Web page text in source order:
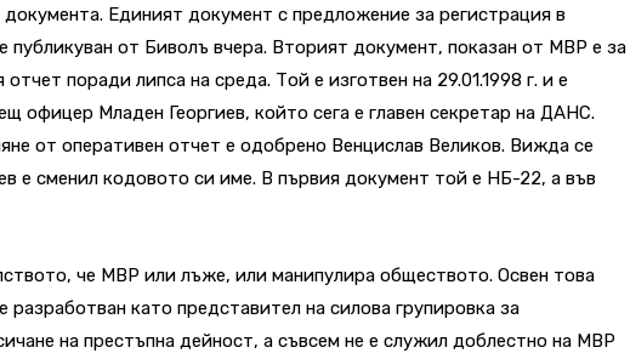
Единият документ с предложение за регистрация в
публикуван от Биволъ вчера. Вторият документ, показан от МВР е за
поради липса на среда. Той е изготвен на 29.01.1998 г. и е
офицер Младен Георгиев, който сега е главен секретар на ДАНС.
от оперативен отчет е одобрено Венцислав Великов. Вижда се
е сменил кодовото си име. В първия документ той е НБ-22, а във
че МВР или лъже, или манипулира обществото. Освен това
разработван като представител на силова групировка за
на престъпна дейност, а съвсем не е служил доблестно на МВР